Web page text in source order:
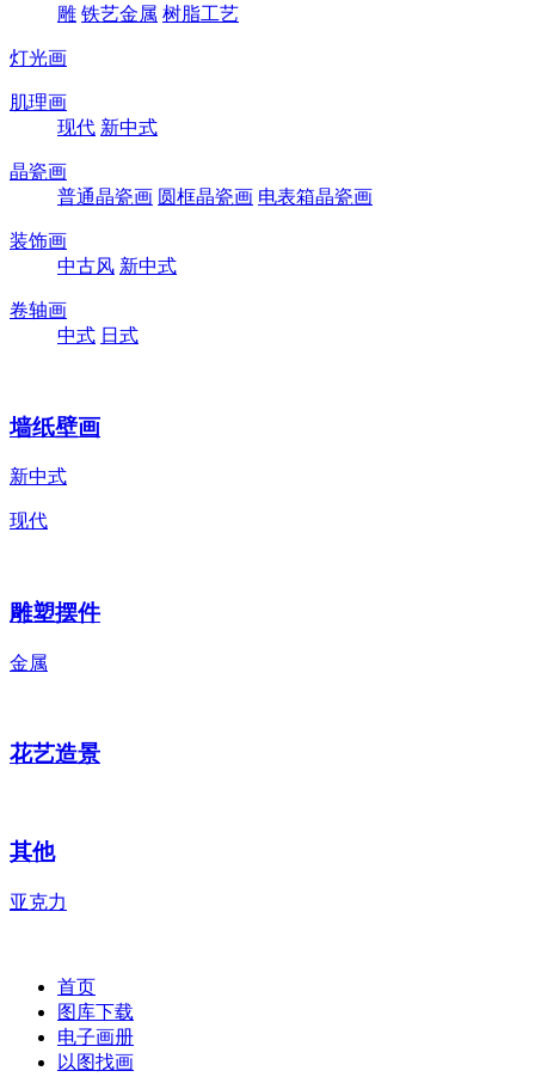
雕 铁艺金属 树脂工艺
灯光画
肌理画
现代 新中式
晶瓷画
普通晶瓷画 圆框晶瓷画 电表箱晶瓷画
装饰画
中古风 新中式
卷轴画
中式 日式
墙纸壁画
新中式
现代
雕塑摆件
金属
花艺造景
其他
亚克力
首页
图库下载
电子画册
以图找画